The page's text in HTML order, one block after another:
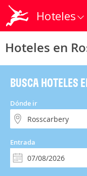
Hoteles
Hoteles en
BUSCA HOTELES
Dónde ir
Entrada